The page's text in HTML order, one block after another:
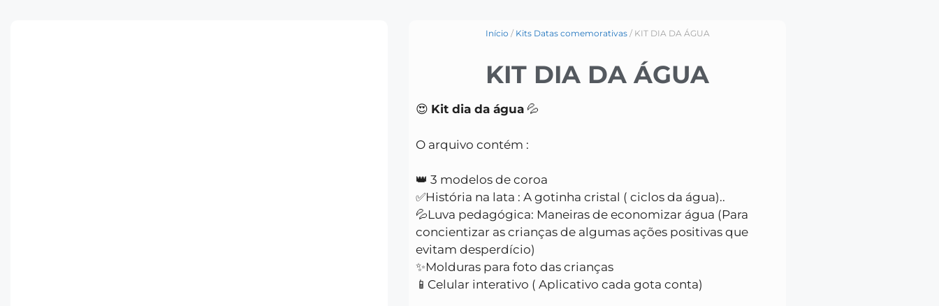
Início / Kits Datas comemorativas/ KIT DIA DA ÁGUA
KIT DIA DA ÁGUA
😍 Kit dia da água 💦
O arquivo contém :
👑 3 modelos de coroa
✅História na lata : A gotinha cristal ( ciclos da água)..
💦Luva pedagógica: Maneiras de economizar água (Para
concientizar as crianças de algumas ações positivas que
evitam desperdício)
✨Molduras para foto das crianças
📱Celular interativo ( Aplicativo cada gota conta)